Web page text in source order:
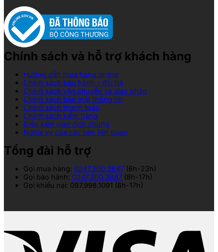
Chính sách và hỗ trợ khách hàng
Hướng dẫn mua hàng online
Chính sách bảo hành – đổi trả
Chính sách vận chuyển và giao nhận
Chính sách bảo mật thông tin
Chính sách thanh toán
Chính sách kiểm hàng
Điều kiện giao dịch chung
Nghĩa vụ của các bên liên quan
Tổng đài hỗ trợ
Gọi mua hàng: 0247.300.3847 (6h-23h)
Gọi bảo hành: 0247.300.3847 (8h-17h)
Gọi khiếu nại: 097.998.1091 (8h-17h)